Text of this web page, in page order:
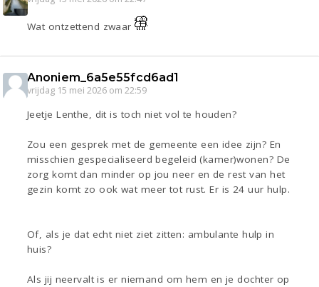
Wat ontzettend zwaar
Anoniem_6a5e55fcd6ad1
vrijdag 15 mei 2026 om 22:59
Jeetje Lenthe, dit is toch niet vol te houden?
Zou een gesprek met de gemeente een idee zijn? En
misschien gespecialiseerd begeleid (kamer)wonen? De
zorg komt dan minder op jou neer en de rest van het
gezin komt zo ook wat meer tot rust. Er is 24 uur hulp.
Of, als je dat echt niet ziet zitten: ambulante hulp in
huis?
Als jij neervalt is er niemand om hem en je dochter op